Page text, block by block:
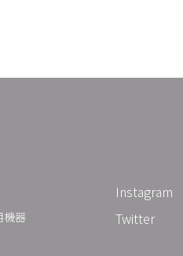
機器
Instagram
Twitter